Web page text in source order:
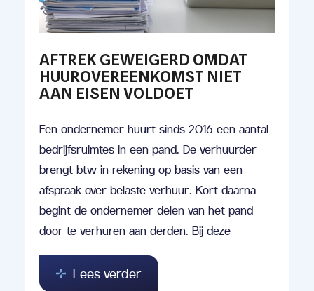
AFTREK GEWEIGERD OMDAT
HUUROVEREENKOMST NIET
AAN EISEN VOLDOET
Een ondernemer huurt sinds 2016 een aantal
bedrijfsruimtes in een pand. De verhuurder
brengt btw in rekening op basis van een
afspraak over belaste verhuur. Kort daarna
begint de ondernemer delen van het pand
door te verhuren aan derden. Bij deze
Lees verder